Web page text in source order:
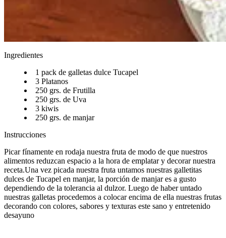
Ingredientes
1 pack de galletas dulce Tucapel​​​​‌ ‍ ​‍​‍‌‍ ‌ ​‍‌‍‍‌‌‍‌ ‌‍‍‌‌‍ ‍​‍​‍​ ‍‍​‍​‍‌ ​ ‌‍​‌‌‍ ‍‌‍‍‌‌ ‌​‌ ‍‌​‍ ‍‌‍‍‌‌‍ ​‍​‍​‍ ​​‍​‍‌‍‍​‌ ​‍‌‍‌‌‌‍‌‍​‍​‍​ ‍‍​‍​‍‌‍‍​‌ ‌​‌ ‌​‌ ​​‌ ​ ​ ‍‍​‍ ​‍ ‌ ‌​‌ ‌‌‌‍​ ‌‍​‌‌ ​​‌‍‌‌‌‍ ​​‍ ‍‌ ​ ‌‍​‌‌‍ ‍‌‍‍‌‌ ‌​‌ ‍‌​‍ ‍‌ ​ ‌ ‌​‌ ‌‌‌‍‌​‌‍‍‌‌‍ ​‍ ‌‍‍‌‌‍ ‍‌ ‌​‌‍‌‌‌‍ ‍‌ ‌​​‍ ‌‍‌‌‌‍‌​‌‍‍‌‌ ‌​​‍ ‌‍ ‌‌‍ ‌‍‌​‌‍‌‌​ ‌‌ ​​‌ ​‍‌‍‌‌‌ ​ ‌‍‌‌‌‍ ‍‌ ‌​‌‍​‌‌ ‌​‌‍‍‌‌‍ ‌‍ ‍​ ‍ ‌‍‍‌‌‍‌​​ ‌‌ ​‍‌‍‌‌‌‍​ ‌‍‍‌‌ ​​‌‍‌‌​‍ ‌​ ‌ ​ ‍‌​ ​‍​ ‍​​ ‍ ‌ ‌​‌ ‍‌‌ ​​‌‍‌‌​ ‌‌ ​‍‌‍‌‌‌‍​ ‌‍‍‌‌ ​​‌‍‌‌​ ‍ ‌ ​​‌‍​‌‌ ‌​‌‍‍​​ ‌‌‍‍‌‌‍ ‍‌‍‌ ‌ ​‍‌‍‌‌‌‍‌​‌‍‍‌‌‍‌‌‌‍ ‍‌ ‌​‌ ​ ​‍‌‌​ ‌‌‌​​‍‌‌ ‌‍‍ ‌‍‌‌‌ ‍‌​‍‌‌​ ​ ‌​‌​​‍‌‌​ ​ ‌​‌​​‍‌‌​ ​‍​ ​‍​ ‌ ​ ​‌​ ‍‌​ ‌​​ ‌​‌‍​‍​ ‌‍​ ‌‍‌‍​‍‌‍‌​​ ​‌‌‍​ ​‍‌‌​ ​‍​ ​‍​‍‌‌​ ‌‌‌​‌​​‍ ‍‌‍​ ‌‍‍​‌‍‍‌‌‍ ​‌‍‌​‌ ​‍‌‍‌‌‌‍ ‍​‍‌‌​ ‌‌‌​​‍‌‌ ‌‍‍ ‌‍‌‌‌ ‍‌​‍‌‌​ ​ ‌​‌​​‍‌‌​ ​ ‌​‌​​‍‌‌​ ​‍​ ​‍​ ‍​​ ​‍​ ‌​​ ​‍​ ​​‌‍​‍‌‍‌​‌‍​‍​ ​​​ ‌‌​ ​‌​ ‌‌​‍‌‌​ ​‍​ ​‍​‍‌‌​ ‌‌‌​‌​​‍ ‍‌ ‌​‌‍‌‌‌ ‍​‌ ‌​​ ‌‍​‍‌‍​‌‌ ​ ‌‍‌‌‌‌‌‌‌ ​‍‌‍ ​​ ‌‌‍‍​‌ ‌​‌ ‌​‌ ​​‌ ​ ​‍‌‌​ ​ ‌​​‌​‍‌‌​ ​‍‌​‌‍​‍‌‌​ ​‍‌​‌‍‌ ‌​‌ ‌‌‌‍​ ‌‍​‌‌ ​​‌‍‌‌‌‍ ​​‍ ‍‌ ​ ‌‍​‌‌‍ ‍‌‍‍‌‌ ‌​‌ ‍‌​‍ ‍‌ ​ ‌ ‌​‌ ‌‌‌‍‌​‌‍‍‌‌‍ ​‍‌‍‌‍‍‌‌‍‌​​ ‌‌ ​‍‌‍‌‌‌‍​ ‌‍‍‌‌ ​​‌‍‌‌​‍ ‌​ ‌ ​ ‍‌​ ​‍​ ‍​​‍‌‍‌ ‌​‌ ‍‌‌ ​​‌‍‌‌​ ‌‌ ​‍‌‍‌‌‌‍​ ‌‍‍‌‌ ​​‌‍‌‌​‍‌‍‌ ​​‌‍​‌‌ ‌​‌‍‍​​ ‌‌‍‍‌‌‍ ‍‌‍‌ ‌ ​‍‌‍‌‌‌‍‌​‌‍‍‌‌‍‌‌‌‍ ‍‌ ‌​‌ ​ ​‍‌‌​ ‌‌‌​​‍‌‌ ‌‍‍ ‌‍‌‌‌ ‍‌​‍‌‌​ ​ ‌​‌​​‍‌‌​ ​ ‌​‌​​‍‌‌​ ​‍​ ​‍​ ‌ ​ ​‌​ ‍‌​ ‌​​ ‌​‌‍​‍​ ‌‍​ ‌‍‌‍​‍‌‍‌​​ ​‌‌‍​ ​‍‌‌​ ​‍​ ​‍​‍‌‌​ ‌‌‌​‌​​‍ ‍‌‍​ ‌‍‍​‌‍‍‌‌‍ ​‌‍‌​‌ ​‍‌‍‌‌‌‍ ‍​‍‌‌​ ‌‌‌​​‍‌‌ ‌‍‍ ‌‍‌‌‌ ‍‌​‍‌‌​ ​ ‌​‌​​‍‌‌​ ​ ‌​‌​​‍‌‌​ ​‍​ ​‍​ ‍​​ ​‍​ ‌​​ ​‍​ ​​‌‍​‍‌‍‌​‌‍​‍​ ​​​ ‌‌​ ​‌​ ‌‌​‍‌‌​ ​‍​ ​‍​‍‌‌​ ‌‌‌​‌​​‍ ‍‌ ‌​‌‍‌‌‌ ‍​‌ ‌​​‍‌‍‌ ​​‌‍‌‌‌ ​‍‌ ​ ‌ ​​‌‍‌‌‌‍​ ‌ ‌​‌‍‍‌‌ ‌‍‌‍‌‌​ ‌‌ ​​‌ ‌‌‌‍​‍‌‍ ​‌‍‍‌‌ ​ ‌‍‍​‌‍‌‌‌‍‌​​‍​‍‌ ‌
3 Platanos​​​​‌ ‍ ​‍​‍‌‍ ‌ ​‍‌‍‍‌‌‍‌ ‌‍‍‌‌‍ ‍​‍​‍​ ‍‍​‍​‍‌ ​ ‌‍​‌‌‍ ‍‌‍‍‌‌ ‌​‌ ‍‌​‍ ‍‌‍‍‌‌‍ ​‍​‍​‍ ​​‍​‍‌‍‍​‌ ​‍‌‍‌‌‌‍‌‍​‍​‍​ ‍‍​‍​‍‌‍‍​‌ ‌​‌ ‌​‌ ​​‌ ​ ​ ‍‍​‍ ​‍ ‌ ‌​‌ ‌‌‌‍​ ‌‍​‌‌ ​​‌‍‌‌‌‍ ​​‍ ‍‌ ​ ‌‍​‌‌‍ ‍‌‍‍‌‌ ‌​‌ ‍‌​‍ ‍‌ ​ ‌ ‌​‌ ‌‌‌‍‌​‌‍‍‌‌‍ ​‍ ‌‍‍‌‌‍ ‍‌ ‌​‌‍‌‌‌‍ ‍‌ ‌​​‍ ‌‍‌‌‌‍‌​‌‍‍‌‌ ‌​​‍ ‌‍ ‌‌‍ ‌‍‌​‌‍‌‌​ ‌‌ ​​‌ ​‍‌‍‌‌‌ ​ ‌‍‌‌‌‍ ‍‌ ‌​‌‍​‌‌ ‌​‌‍‍‌‌‍ ‌‍ ‍​ ‍ ‌‍‍‌‌‍‌​​ ‌‌ ​‍‌‍‌‌‌‍​ ‌‍‍‌‌ ​​‌‍‌‌​‍ ‌​ ‌ ​ ‍‌​ ​‍​ ‍​​ ‍ ‌ ‌​‌ ‍‌‌ ​​‌‍‌‌​ ‌‌ ​‍‌‍‌‌‌‍​ ‌‍‍‌‌ ​​‌‍‌‌​ ‍ ‌ ​​‌‍​‌‌ ‌​‌‍‍​​ ‌‌‍‍‌‌‍ ‍‌‍‌ ‌ ​‍‌‍‌‌‌‍‌​‌‍‍‌‌‍‌‌‌‍ ‍‌ ‌​‌ ​ ​‍‌‌​ ‌‌‌​​‍‌‌ ‌‍‍ ‌‍‌‌‌ ‍‌​‍‌‌​ ​ ‌​‌​​‍‌‌​ ​ ‌​‌​​‍‌‌​ ​‍​ ​‍‌‍‌‍​ ​​‌‍‌​‌‍​ ​ ​‌​ ​​​ ‌​​ ‌‍​ ​‌‌‍​‍​ ​ ​ ​‍​‍‌‌​ ​‍​ ​‍​‍‌‌​ ‌‌‌​‌​​‍ ‍‌‍​ ‌‍‍​‌‍‍‌‌‍ ​‌‍‌​‌ ​‍‌‍‌‌‌‍ ‍​‍‌‌​ ‌‌‌​​‍‌‌ ‌‍‍ ‌‍‌‌‌ ‍‌​‍‌‌​ ​ ‌​‌​​‍‌‌​ ​ ‌​‌​​‍‌‌​ ​‍​ ​‍​ ‌​​ ​‌​ ‌‌​ ‌‍‌‍​‌​ ​ ‌‍​ ​ ​‌​ ​‍​ ‌​‌‍​‌​ ‍‌​‍‌‌​ ​‍​ ​‍​‍‌‌​ ‌‌‌​‌​​‍ ‍‌ ‌​‌‍‌‌‌ ‍​‌ ‌​​ ‌‍​‍‌‍​‌‌ ​ ‌‍‌‌‌‌‌‌‌ ​‍‌‍ ​​ ‌‌‍‍​‌ ‌​‌ ‌​‌ ​​‌ ​ ​‍‌‌​ ​ ‌​​‌​‍‌‌​ ​‍‌​‌‍​‍‌‌​ ​‍‌​‌‍‌ ‌​‌ ‌‌‌‍​ ‌‍​‌‌ ​​‌‍‌‌‌‍ ​​‍ ‍‌ ​ ‌‍​‌‌‍ ‍‌‍‍‌‌ ‌​‌ ‍‌​‍ ‍‌ ​ ‌ ‌​‌ ‌‌‌‍‌​‌‍‍‌‌‍ ​‍‌‍‌‍‍‌‌‍‌​​ ‌‌ ​‍‌‍‌‌‌‍​ ‌‍‍‌‌ ​​‌‍‌‌​‍ ‌​ ‌ ​ ‍‌​ ​‍​ ‍​​‍‌‍‌ ‌​‌ ‍‌‌ ​​‌‍‌‌​ ‌‌ ​‍‌‍‌‌‌‍​ ‌‍‍‌‌ ​​‌‍‌‌​‍‌‍‌ ​​‌‍​‌‌ ‌​‌‍‍​​ ‌‌‍‍‌‌‍ ‍‌‍‌ ‌ ​‍‌‍‌‌‌‍‌​‌‍‍‌‌‍‌‌‌‍ ‍‌ ‌​‌ ​ ​‍‌‌​ ‌‌‌​​‍‌‌ ‌‍‍ ‌‍‌‌‌ ‍‌​‍‌‌​ ​ ‌​‌​​‍‌‌​ ​ ‌​‌​​‍‌‌​ ​‍​ ​‍‌‍‌‍​ ​​‌‍‌​‌‍​ ​ ​‌​ ​​​ ‌​​ ‌‍​ ​‌‌‍​‍​ ​ ​ ​‍​‍‌‌​ ​‍​ ​‍​‍‌‌​ ‌‌‌​‌​​‍ ‍‌‍​ ‌‍‍​‌‍‍‌‌‍ ​‌‍‌​‌ ​‍‌‍‌‌‌‍ ‍​‍‌‌​ ‌‌‌​​‍‌‌ ‌‍‍ ‌‍‌‌‌ ‍‌​‍‌‌​ ​ ‌​‌​​‍‌‌​ ​ ‌​‌​​‍‌‌​ ​‍​ ​‍​ ‌​​ ​‌​ ‌‌​ ‌‍‌‍​‌​ ​ ‌‍​ ​ ​‌​ ​‍​ ‌​‌‍​‌​ ‍‌​‍‌‌​ ​‍​ ​‍​‍‌‌​ ‌‌‌​‌​​‍ ‍‌ ‌​‌‍‌‌‌ ‍​‌ ‌​​‍‌‍‌ ​​‌‍‌‌‌ ​‍‌ ​ ‌ ​​‌‍‌‌‌‍​ ‌ ‌​‌‍‍‌‌ ‌‍‌‍‌‌​ ‌‌ ​​‌ ‌‌‌‍​‍‌‍ ​‌‍‍‌‌ ​ ‌‍‍​‌‍‌‌‌‍‌​​‍​‍‌ ‌
250 grs. de Frutilla​​​​‌ ‍ ​‍​‍‌‍ ‌ ​‍‌‍‍‌‌‍‌ ‌‍‍‌‌‍ ‍​‍​‍​ ‍‍​‍​‍‌ ​ ‌‍​‌‌‍ ‍‌‍‍‌‌ ‌​‌ ‍‌​‍ ‍‌‍‍‌‌‍ ​‍​‍​‍ ​​‍​‍‌‍‍​‌ ​‍‌‍‌‌‌‍‌‍​‍​‍​ ‍‍​‍​‍‌‍‍​‌ ‌​‌ ‌​‌ ​​‌ ​ ​ ‍‍​‍ ​‍ ‌ ‌​‌ ‌‌‌‍​ ‌‍​‌‌ ​​‌‍‌‌‌‍ ​​‍ ‍‌ ​ ‌‍​‌‌‍ ‍‌‍‍‌‌ ‌​‌ ‍‌​‍ ‍‌ ​ ‌ ‌​‌ ‌‌‌‍‌​‌‍‍‌‌‍ ​‍ ‌‍‍‌‌‍ ‍‌ ‌​‌‍‌‌‌‍ ‍‌ ‌​​‍ ‌‍‌‌‌‍‌​‌‍‍‌‌ ‌​​‍ ‌‍ ‌‌‍ ‌‍‌​‌‍‌‌​ ‌‌ ​​‌ ​‍‌‍‌‌‌ ​ ‌‍‌‌‌‍ ‍‌ ‌​‌‍​‌‌ ‌​‌‍‍‌‌‍ ‌‍ ‍​ ‍ ‌‍‍‌‌‍‌​​ ‌‌ ​‍‌‍‌‌‌‍​ ‌‍‍‌‌ ​​‌‍‌‌​‍ ‌​ ‌ ​ ‍‌​ ​‍​ ‍​​ ‍ ‌ ‌​‌ ‍‌‌ ​​‌‍‌‌​ ‌‌ ​‍‌‍‌‌‌‍​ ‌‍‍‌‌ ​​‌‍‌‌​ ‍ ‌ ​​‌‍​‌‌ ‌​‌‍‍​​ ‌‌‍‍‌‌‍ ‍‌‍‌ ‌ ​‍‌‍‌‌‌‍‌​‌‍‍‌‌‍‌‌‌‍ ‍‌ ‌​‌ ​ ​‍‌‌​ ‌‌‌​​‍‌‌ ‌‍‍ ‌‍‌‌‌ ‍‌​‍‌‌​ ​ ‌​‌​​‍‌‌​ ​ ‌​‌​​‍‌‌​ ​‍​ ​‍​ ‍‌‌‍‌‌​ ​‌​ ‌ ​ ‌​​ ​​‌‍​‍​ ‍​‌‍​‍​ ‌​​ ​ ​ ‍‌​‍‌‌​ ​‍​ ​‍​‍‌‌​ ‌‌‌​‌​​‍ ‍‌‍​ ‌‍‍​‌‍‍‌‌‍ ​‌‍‌​‌ ​‍‌‍‌‌‌‍ ‍​‍‌‌​ ‌‌‌​​‍‌‌ ‌‍‍ ‌‍‌‌‌ ‍‌​‍‌‌​ ​ ‌​‌​​‍‌‌​ ​ ‌​‌​​‍‌‌​ ​‍​ ​‍‌‍‌‌​ ‍​​ ‌‌​ ‍​‌‍​ ‌‍​‍‌‍‌‍​ ‌ ​ ‌‍‌‍‌‍‌‍‌‍‌‍‌​​‍‌‌​ ​‍​ ​‍​‍‌‌​ ‌‌‌​‌​​‍ ‍‌ ‌​‌‍‌‌‌ ‍​‌ ‌​​ ‌‍​‍‌‍​‌‌ ​ ‌‍‌‌‌‌‌‌‌ ​‍‌‍ ​​ ‌‌‍‍​‌ ‌​‌ ‌​‌ ​​‌ ​ ​‍‌‌​ ​ ‌​​‌​‍‌‌​ ​‍‌​‌‍​‍‌‌​ ​‍‌​‌‍‌ ‌​‌ ‌‌‌‍​ ‌‍​‌‌ ​​‌‍‌‌‌‍ ​​‍ ‍‌ ​ ‌‍​‌‌‍ ‍‌‍‍‌‌ ‌​‌ ‍‌​‍ ‍‌ ​ ‌ ‌​‌ ‌‌‌‍‌​‌‍‍‌‌‍ ​‍‌‍‌‍‍‌‌‍‌​​ ‌‌ ​‍‌‍‌‌‌‍​ ‌‍‍‌‌ ​​‌‍‌‌​‍ ‌​ ‌ ​ ‍‌​ ​‍​ ‍​​‍‌‍‌ ‌​‌ ‍‌‌ ​​‌‍‌‌​ ‌‌ ​‍‌‍‌‌‌‍​ ‌‍‍‌‌ ​​‌‍‌‌​‍‌‍‌ ​​‌‍​‌‌ ‌​‌‍‍​​ ‌‌‍‍‌‌‍ ‍‌‍‌ ‌ ​‍‌‍‌‌‌‍‌​‌‍‍‌‌‍‌‌‌‍ ‍‌ ‌​‌ ​ ​‍‌‌​ ‌‌‌​​‍‌‌ ‌‍‍ ‌‍‌‌‌ ‍‌​‍‌‌​ ​ ‌​‌​​‍‌‌​ ​ ‌​‌​​‍‌‌​ ​‍​ ​‍​ ‍‌‌‍‌‌​ ​‌​ ‌ ​ ‌​​ ​​‌‍​‍​ ‍​‌‍​‍​ ‌​​ ​ ​ ‍‌​‍‌‌​ ​‍​ ​‍​‍‌‌​ ‌‌‌​‌​​‍ ‍‌‍​ ‌‍‍​‌‍‍‌‌‍ ​‌‍‌​‌ ​‍‌‍‌‌‌‍ ‍​‍‌‌​ ‌‌‌​​‍‌‌ ‌‍‍ ‌‍‌‌‌ ‍‌​‍‌‌​ ​ ‌​‌​​‍‌‌​ ​ ‌​‌​​‍‌‌​ ​‍​ ​‍‌‍‌‌​ ‍​​ ‌‌​ ‍​‌‍​ ‌‍​‍‌‍‌‍​ ‌ ​ ‌‍‌‍‌‍‌‍‌‍‌‍‌​​‍‌‌​ ​‍​ ​‍​‍‌‌​ ‌‌‌​‌​​‍ ‍‌ ‌​‌‍‌‌‌ ‍​‌ ‌​​‍‌‍‌ ​​‌‍‌‌‌ ​‍‌ ​ ‌ ​​‌‍‌‌‌‍​ ‌ ‌​‌‍‍‌‌ ‌‍‌‍‌‌​ ‌‌ ​​‌ ‌‌‌‍​‍‌‍ ​‌‍‍‌‌ ​ ‌‍‍​‌‍‌‌‌‍‌​​‍​‍‌ ‌
250 grs. de Uva​​​​‌ ‍ ​‍​‍‌‍ ‌ ​‍‌‍‍‌‌‍‌ ‌‍‍‌‌‍ ‍​‍​‍​ ‍‍​‍​‍‌ ​ ‌‍​‌‌‍ ‍‌‍‍‌‌ ‌​‌ ‍‌​‍ ‍‌‍‍‌‌‍ ​‍​‍​‍ ​​‍​‍‌‍‍​‌ ​‍‌‍‌‌‌‍‌‍​‍​‍​ ‍‍​‍​‍‌‍‍​‌ ‌​‌ ‌​‌ ​​‌ ​ ​ ‍‍​‍ ​‍ ‌ ‌​‌ ‌‌‌‍​ ‌‍​‌‌ ​​‌‍‌‌‌‍ ​​‍ ‍‌ ​ ‌‍​‌‌‍ ‍‌‍‍‌‌ ‌​‌ ‍‌​‍ ‍‌ ​ ‌ ‌​‌ ‌‌‌‍‌​‌‍‍‌‌‍ ​‍ ‌‍‍‌‌‍ ‍‌ ‌​‌‍‌‌‌‍ ‍‌ ‌​​‍ ‌‍‌‌‌‍‌​‌‍‍‌‌ ‌​​‍ ‌‍ ‌‌‍ ‌‍‌​‌‍‌‌​ ‌‌ ​​‌ ​‍‌‍‌‌‌ ​ ‌‍‌‌‌‍ ‍‌ ‌​‌‍​‌‌ ‌​‌‍‍‌‌‍ ‌‍ ‍​ ‍ ‌‍‍‌‌‍‌​​ ‌‌ ​‍‌‍‌‌‌‍​ ‌‍‍‌‌ ​​‌‍‌‌​‍ ‌​ ‌ ​ ‍‌​ ​‍​ ‍​​ ‍ ‌ ‌​‌ ‍‌‌ ​​‌‍‌‌​ ‌‌ ​‍‌‍‌‌‌‍​ ‌‍‍‌‌ ​​‌‍‌‌​ ‍ ‌ ​​‌‍​‌‌ ‌​‌‍‍​​ ‌‌‍‍‌‌‍ ‍‌‍‌ ‌ ​‍‌‍‌‌‌‍‌​‌‍‍‌‌‍‌‌‌‍ ‍‌ ‌​‌ ​ ​‍‌‌​ ‌‌‌​​‍‌‌ ‌‍‍ ‌‍‌‌‌ ‍‌​‍‌‌​ ​ ‌​‌​​‍‌‌​ ​ ‌​‌​​‍‌‌​ ​‍​ ​‍​ ‍​​ ‌​‌‍‌​​ ​​‌‍‌‍​ ​ ‌‍‌‍​ ‌ ​ ‌ ​ ​‌​ ​​‌‍​‌​‍‌‌​ ​‍​ ​‍​‍‌‌​ ‌‌‌​‌​​‍ ‍‌‍​ ‌‍‍​‌‍‍‌‌‍ ​‌‍‌​‌ ​‍‌‍‌‌‌‍ ‍​‍‌‌​ ‌‌‌​​‍‌‌ ‌‍‍ ‌‍‌‌‌ ‍‌​‍‌‌​ ​ ‌​‌​​‍‌‌​ ​ ‌​‌​​‍‌‌​ ​‍​ ​‍​ ​ ​ ​‍​ ‌‍‌‍‌‍​ ‍‌‌‍‌‌​ ‍‌​ ​‌‌‍‌‌‌‍‌‌​ ‌ ‌‍‌​​‍‌‌​ ​‍​ ​‍​‍‌‌​ ‌‌‌​‌​​‍ ‍‌ ‌​‌‍‌‌‌ ‍​‌ ‌​​ ‌‍​‍‌‍​‌‌ ​ ‌‍‌‌‌‌‌‌‌ ​‍‌‍ ​​ ‌‌‍‍​‌ ‌​‌ ‌​‌ ​​‌ ​ ​‍‌‌​ ​ ‌​​‌​‍‌‌​ ​‍‌​‌‍​‍‌‌​ ​‍‌​‌‍‌ ‌​‌ ‌‌‌‍​ ‌‍​‌‌ ​​‌‍‌‌‌‍ ​​‍ ‍‌ ​ ‌‍​‌‌‍ ‍‌‍‍‌‌ ‌​‌ ‍‌​‍ ‍‌ ​ ‌ ‌​‌ ‌‌‌‍‌​‌‍‍‌‌‍ ​‍‌‍‌‍‍‌‌‍‌​​ ‌‌ ​‍‌‍‌‌‌‍​ ‌‍‍‌‌ ​​‌‍‌‌​‍ ‌​ ‌ ​ ‍‌​ ​‍​ ‍​​‍‌‍‌ ‌​‌ ‍‌‌ ​​‌‍‌‌​ ‌‌ ​‍‌‍‌‌‌‍​ ‌‍‍‌‌ ​​‌‍‌‌​‍‌‍‌ ​​‌‍​‌‌ ‌​‌‍‍​​ ‌‌‍‍‌‌‍ ‍‌‍‌ ‌ ​‍‌‍‌‌‌‍‌​‌‍‍‌‌‍‌‌‌‍ ‍‌ ‌​‌ ​ ​‍‌‌​ ‌‌‌​​‍‌‌ ‌‍‍ ‌‍‌‌‌ ‍‌​‍‌‌​ ​ ‌​‌​​‍‌‌​ ​ ‌​‌​​‍‌‌​ ​‍​ ​‍​ ‍​​ ‌​‌‍‌​​ ​​‌‍‌‍​ ​ ‌‍‌‍​ ‌ ​ ‌ ​ ​‌​ ​​‌‍​‌​‍‌‌​ ​‍​ ​‍​‍‌‌​ ‌‌‌​‌​​‍ ‍‌‍​ ‌‍‍​‌‍‍‌‌‍ ​‌‍‌​‌ ​‍‌‍‌‌‌‍ ‍​‍‌‌​ ‌‌‌​​‍‌‌ ‌‍‍ ‌‍‌‌‌ ‍‌​‍‌‌​ ​ ‌​‌​​‍‌‌​ ​ ‌​‌​​‍‌‌​ ​‍​ ​‍​ ​ ​ ​‍​ ‌‍‌‍‌‍​ ‍‌‌‍‌‌​ ‍‌​ ​‌‌‍‌‌‌‍‌‌​ ‌ ‌‍‌​​‍‌‌​ ​‍​ ​‍​‍‌‌​ ‌‌‌​‌​​‍ ‍‌ ‌​‌‍‌‌‌ ‍​‌ ‌​​‍‌‍‌ ​​‌‍‌‌‌ ​‍‌ ​ ‌ ​​‌‍‌‌‌‍​ ‌ ‌​‌‍‍‌‌ ‌‍‌‍‌‌​ ‌‌ ​​‌ ‌‌‌‍​‍‌‍ ​‌‍‍‌‌ ​ ‌‍‍​‌‍‌‌‌‍‌​​‍​‍‌ ‌
3 kiwis​​​​‌ ‍ ​‍​‍‌‍ ‌ ​‍‌‍‍‌‌‍‌ ‌‍‍‌‌‍ ‍​‍​‍​ ‍‍​‍​‍‌ ​ ‌‍​‌‌‍ ‍‌‍‍‌‌ ‌​‌ ‍‌​‍ ‍‌‍‍‌‌‍ ​‍​‍​‍ ​​‍​‍‌‍‍​‌ ​‍‌‍‌‌‌‍‌‍​‍​‍​ ‍‍​‍​‍‌‍‍​‌ ‌​‌ ‌​‌ ​​‌ ​ ​ ‍‍​‍ ​‍ ‌ ‌​‌ ‌‌‌‍​ ‌‍​‌‌ ​​‌‍‌‌‌‍ ​​‍ ‍‌ ​ ‌‍​‌‌‍ ‍‌‍‍‌‌ ‌​‌ ‍‌​‍ ‍‌ ​ ‌ ‌​‌ ‌‌‌‍‌​‌‍‍‌‌‍ ​‍ ‌‍‍‌‌‍ ‍‌ ‌​‌‍‌‌‌‍ ‍‌ ‌​​‍ ‌‍‌‌‌‍‌​‌‍‍‌‌ ‌​​‍ ‌‍ ‌‌‍ ‌‍‌​‌‍‌‌​ ‌‌ ​​‌ ​‍‌‍‌‌‌ ​ ‌‍‌‌‌‍ ‍‌ ‌​‌‍​‌‌ ‌​‌‍‍‌‌‍ ‌‍ ‍​ ‍ ‌‍‍‌‌‍‌​​ ‌‌ ​‍‌‍‌‌‌‍​ ‌‍‍‌‌ ​​‌‍‌‌​‍ ‌​ ‌ ​ ‍‌​ ​‍​ ‍​​ ‍ ‌ ‌​‌ ‍‌‌ ​​‌‍‌‌​ ‌‌ ​‍‌‍‌‌‌‍​ ‌‍‍‌‌ ​​‌‍‌‌​ ‍ ‌ ​​‌‍​‌‌ ‌​‌‍‍​​ ‌‌‍‍‌‌‍ ‍‌‍‌ ‌ ​‍‌‍‌‌‌‍‌​‌‍‍‌‌‍‌‌‌‍ ‍‌ ‌​‌ ​ ​‍‌‌​ ‌‌‌​​‍‌‌ ‌‍‍ ‌‍‌‌‌ ‍‌​‍‌‌​ ​ ‌​‌​​‍‌‌​ ​ ‌​‌​​‍‌‌​ ​‍​ ​‍​ ‌‌‌‍​‍​ ‌ ​ ‌​‌‍‌‌​ ‌ ​ ​‌‌‍‌​​ ‌ ​ ‌‌​ ‌ ​ ‌‍​‍‌‌​ ​‍​ ​‍​‍‌‌​ ‌‌‌​‌​​‍ ‍‌‍​ ‌‍‍​‌‍‍‌‌‍ ​‌‍‌​‌ ​‍‌‍‌‌‌‍ ‍​‍‌‌​ ‌‌‌​​‍‌‌ ‌‍‍ ‌‍‌‌‌ ‍‌​‍‌‌​ ​ ‌​‌​​‍‌‌​ ​ ‌​‌​​‍‌‌​ ​‍​ ​‍​ ​ ​ ‌‌​ ‍​​ ‌‌​ ​‍‌‍‌‍‌‍‌‍‌‍​ ‌‍‌‍​ ‌ ​ ‍​​ ​ ​‍‌‌​ ​‍​ ​‍​‍‌‌​ ‌‌‌​‌​​‍ ‍‌ ‌​‌‍‌‌‌ ‍​‌ ‌​​ ‌‍​‍‌‍​‌‌ ​ ‌‍‌‌‌‌‌‌‌ ​‍‌‍ ​​ ‌‌‍‍​‌ ‌​‌ ‌​‌ ​​‌ ​ ​‍‌‌​ ​ ‌​​‌​‍‌‌​ ​‍‌​‌‍​‍‌‌​ ​‍‌​‌‍‌ ‌​‌ ‌‌‌‍​ ‌‍​‌‌ ​​‌‍‌‌‌‍ ​​‍ ‍‌ ​ ‌‍​‌‌‍ ‍‌‍‍‌‌ ‌​‌ ‍‌​‍ ‍‌ ​ ‌ ‌​‌ ‌‌‌‍‌​‌‍‍‌‌‍ ​‍‌‍‌‍‍‌‌‍‌​​ ‌‌ ​‍‌‍‌‌‌‍​ ‌‍‍‌‌ ​​‌‍‌‌​‍ ‌​ ‌ ​ ‍‌​ ​‍​ ‍​​‍‌‍‌ ‌​‌ ‍‌‌ ​​‌‍‌‌​ ‌‌ ​‍‌‍‌‌‌‍​ ‌‍‍‌‌ ​​‌‍‌‌​‍‌‍‌ ​​‌‍​‌‌ ‌​‌‍‍​​ ‌‌‍‍‌‌‍ ‍‌‍‌ ‌ ​‍‌‍‌‌‌‍‌​‌‍‍‌‌‍‌‌‌‍ ‍‌ ‌​‌ ​ ​‍‌‌​ ‌‌‌​​‍‌‌ ‌‍‍ ‌‍‌‌‌ ‍‌​‍‌‌​ ​ ‌​‌​​‍‌‌​ ​ ‌​‌​​‍‌‌​ ​‍​ ​‍​ ‌‌‌‍​‍​ ‌ ​ ‌​‌‍‌‌​ ‌ ​ ​‌‌‍‌​​ ‌ ​ ‌‌​ ‌ ​ ‌‍​‍‌‌​ ​‍​ ​‍​‍‌‌​ ‌‌‌​‌​​‍ ‍‌‍​ ‌‍‍​‌‍‍‌‌‍ ​‌‍‌​‌ ​‍‌‍‌‌‌‍ ‍​‍‌‌​ ‌‌‌​​‍‌‌ ‌‍‍ ‌‍‌‌‌ ‍‌​‍‌‌​ ​ ‌​‌​​‍‌‌​ ​ ‌​‌​​‍‌‌​ ​‍​ ​‍​ ​ ​ ‌‌​ ‍​​ ‌‌​ ​‍‌‍‌‍‌‍‌‍‌‍​ ‌‍‌‍​ ‌ ​ ‍​​ ​ ​‍‌‌​ ​‍​ ​‍​‍‌‌​ ‌‌‌​‌​​‍ ‍‌ ‌​‌‍‌‌‌ ‍​‌ ‌​​‍‌‍‌ ​​‌‍‌‌‌ ​‍‌ ​ ‌ ​​‌‍‌‌‌‍​ ‌ ‌​‌‍‍‌‌ ‌‍‌‍‌‌​ ‌‌ ​​‌ ‌‌‌‍​‍‌‍ ​‌‍‍‌‌ ​ ‌‍‍​‌‍‌‌‌‍‌​​‍​‍‌ ‌
250 grs. de manjar​​​​‌ ‍ ​‍​‍‌‍ ‌ ​‍‌‍‍‌‌‍‌ ‌‍‍‌‌‍ ‍​‍​‍​ ‍‍​‍​‍‌ ​ ‌‍​‌‌‍ ‍‌‍‍‌‌ ‌​‌ ‍‌​‍ ‍‌‍‍‌‌‍ ​‍​‍​‍ ​​‍​‍‌‍‍​‌ ​‍‌‍‌‌‌‍‌‍​‍​‍​ ‍‍​‍​‍‌‍‍​‌ ‌​‌ ‌​‌ ​​‌ ​ ​ ‍‍​‍ ​‍ ‌ ‌​‌ ‌‌‌‍​ ‌‍​‌‌ ​​‌‍‌‌‌‍ ​​‍ ‍‌ ​ ‌‍​‌‌‍ ‍‌‍‍‌‌ ‌​‌ ‍‌​‍ ‍‌ ​ ‌ ‌​‌ ‌‌‌‍‌​‌‍‍‌‌‍ ​‍ ‌‍‍‌‌‍ ‍‌ ‌​‌‍‌‌‌‍ ‍‌ ‌​​‍ ‌‍‌‌‌‍‌​‌‍‍‌‌ ‌​​‍ ‌‍ ‌‌‍ ‌‍‌​‌‍‌‌​ ‌‌ ​​‌ ​‍‌‍‌‌‌ ​ ‌‍‌‌‌‍ ‍‌ ‌​‌‍​‌‌ ‌​‌‍‍‌‌‍ ‌‍ ‍​ ‍ ‌‍‍‌‌‍‌​​ ‌‌ ​‍‌‍‌‌‌‍​ ‌‍‍‌‌ ​​‌‍‌‌​‍ ‌​ ‌ ​ ‍‌​ ​‍​ ‍​​ ‍ ‌ ‌​‌ ‍‌‌ ​​‌‍‌‌​ ‌‌ ​‍‌‍‌‌‌‍​ ‌‍‍‌‌ ​​‌‍‌‌​ ‍ ‌ ​​‌‍​‌‌ ‌​‌‍‍​​ ‌‌‍‍‌‌‍ ‍‌‍‌ ‌ ​‍‌‍‌‌‌‍‌​‌‍‍‌‌‍‌‌‌‍ ‍‌ ‌​‌ ​ ​‍‌‌​ ‌‌‌​​‍‌‌ ‌‍‍ ‌‍‌‌‌ ‍‌​‍‌‌​ ​ ‌​‌​​‍‌‌​ ​ ‌​‌​​‍‌‌​ ​‍​ ​‍‌‍​‍‌‍‌‍​ ‍​​ ‍​​ ​‍‌‍‌‌​ ‌‍​ ‍‌​ ​ ‌‍​‌‌‍‌​​ ‌‍​‍‌‌​ ​‍​ ​‍​‍‌‌​ ‌‌‌​‌​​‍ ‍‌‍​ ‌‍‍​‌‍‍‌‌‍ ​‌‍‌​‌ ​‍‌‍‌‌‌‍ ‍​‍‌‌​ ‌‌‌​​‍‌‌ ‌‍‍ ‌‍‌‌‌ ‍‌​‍‌‌​ ​ ‌​‌​​‍‌‌​ ​ ‌​‌​​‍‌‌​ ​‍​ ​‍‌‍‌‍​ ‍​​ ​‌​ ‌‌​ ‌‍‌‍​‍​ ‍​​ ‌‍​ ‍‌​ ​​​ ​ ‌‍‌​​‍‌‌​ ​‍​ ​‍​‍‌‌​ ‌‌‌​‌​​‍ ‍‌ ‌​‌‍‌‌‌ ‍​‌ ‌​​ ‌‍​‍‌‍​‌‌ ​ ‌‍‌‌‌‌‌‌‌ ​‍‌‍ ​​ ‌‌‍‍​‌ ‌​‌ ‌​‌ ​​‌ ​ ​‍‌‌​ ​ ‌​​‌​‍‌‌​ ​‍‌​‌‍​‍‌‌​ ​‍‌​‌‍‌ ‌​‌ ‌‌‌‍​ ‌‍​‌‌ ​​‌‍‌‌‌‍ ​​‍ ‍‌ ​ ‌‍​‌‌‍ ‍‌‍‍‌‌ ‌​‌ ‍‌​‍ ‍‌ ​ ‌ ‌​‌ ‌‌‌‍‌​‌‍‍‌‌‍ ​‍‌‍‌‍‍‌‌‍‌​​ ‌‌ ​‍‌‍‌‌‌‍​ ‌‍‍‌‌ ​​‌‍‌‌​‍ ‌​ ‌ ​ ‍‌​ ​‍​ ‍​​‍‌‍‌ ‌​‌ ‍‌‌ ​​‌‍‌‌​ ‌‌ ​‍‌‍‌‌‌‍​ ‌‍‍‌‌ ​​‌‍‌‌​‍‌‍‌ ​​‌‍​‌‌ ‌​‌‍‍​​ ‌‌‍‍‌‌‍ ‍‌‍‌ ‌ ​‍‌‍‌‌‌‍‌​‌‍‍‌‌‍‌‌‌‍ ‍‌ ‌​‌ ​ ​‍‌‌​ ‌‌‌​​‍‌‌ ‌‍‍ ‌‍‌‌‌ ‍‌​‍‌‌​ ​ ‌​‌​​‍‌‌​ ​ ‌​‌​​‍‌‌​ ​‍​ ​‍‌‍​‍‌‍‌‍​ ‍​​ ‍​​ ​‍‌‍‌‌​ ‌‍​ ‍‌​ ​ ‌‍​‌‌‍‌​​ ‌‍​‍‌‌​ ​‍​ ​‍​‍‌‌​ ‌‌‌​‌​​‍ ‍‌‍​ ‌‍‍​‌‍‍‌‌‍ ​‌‍‌​‌ ​‍‌‍‌‌‌‍ ‍​‍‌‌​ ‌‌‌​​‍‌‌ ‌‍‍ ‌‍‌‌‌ ‍‌​‍‌‌​ ​ ‌​‌​​‍‌‌​ ​ ‌​‌​​‍‌‌​ ​‍​ ​‍‌‍‌‍​ ‍​​ ​‌​ ‌‌​ ‌‍‌‍​‍​ ‍​​ ‌‍​ ‍‌​ ​​​ ​ ‌‍‌​​‍‌‌​ ​‍​ ​‍​‍‌‌​ ‌‌‌​‌​​‍ ‍‌ ‌​‌‍‌‌‌ ‍​‌ ‌​​‍‌‍‌ ​​‌‍‌‌‌ ​‍‌ ​ ‌ ​​‌‍‌‌‌‍​ ‌ ‌​‌‍‍‌‌ ‌‍‌‍‌‌​ ‌‌ ​​‌ ‌‌‌‍​‍‌‍ ​‌‍‍‌‌ ​ ‌‍‍​‌‍‌‌‌‍‌​​‍​‍‌ ‌
Instrucciones
Picar fínamente en rodaja nuestra fruta de modo de que nuestros
alimentos reduzcan espacio a la hora de emplatar y decorar nuestra
receta.Una vez picada nuestra fruta untamos nuestras galletitas
dulces de Tucapel en manjar, la porción de manjar es a gusto
dependiendo de la tolerancia al dulzor. Luego de haber untado
nuestras galletas procedemos a colocar encima de ella nuestras frutas
decorando con colores, sabores y texturas este sano y entretenido
desayuno​​​​‌ ‍ ​‍​‍‌‍ ‌ ​‍‌‍‍‌‌‍‌ ‌‍‍‌‌‍ ‍​‍​‍​ ‍‍​‍​‍‌ ​ ‌‍​‌‌‍ ‍‌‍‍‌‌ ‌​‌ ‍‌​‍ ‍‌‍‍‌‌‍ ​‍​‍​‍ ​​‍​‍‌‍‍​‌ ​‍‌‍‌‌‌‍‌‍​‍​‍​ ‍‍​‍​‍‌‍‍​‌ ‌​‌ ‌​‌ ​​‌ ​ ​ ‍‍​‍ ​‍ ‌ ‌​‌ ‌‌‌‍​ ‌‍​‌‌ ​​‌‍‌‌‌‍ ​​‍ ‍‌ ​ ‌‍​‌‌‍ ‍‌‍‍‌‌ ‌​‌ ‍‌​‍ ‍‌ ​ ‌ ‌​‌ ‌‌‌‍‌​‌‍‍‌‌‍ ​‍ ‌‍‍‌‌‍ ‍‌ ‌​‌‍‌‌‌‍ ‍‌ ‌​​‍ ‌‍‌‌‌‍‌​‌‍‍‌‌ ‌​​‍ ‌‍ ‌‌‍ ‌‍‌​‌‍‌‌​ ‌‌ ​​‌ ​‍‌‍‌‌‌ ​ ‌‍‌‌‌‍ ‍‌ ‌​‌‍​‌‌ ‌​‌‍‍‌‌‍ ‌‍ ‍​ ‍ ‌‍‍‌‌‍‌​​ ‌‌ ​‍‌‍‌‌‌‍​ ‌‍‍‌‌ ​​‌‍‌‌​‍ ‌​ ‌ ​ ‍‌​ ​‍​ ‍​​ ‍ ‌ ‌​‌ ‍‌‌ ​​‌‍‌‌​ ‌‌ ​‍‌‍‌‌‌‍​ ‌‍‍‌‌ ​​‌‍‌‌​ ‍ ‌ ​​‌‍​‌‌ ‌​‌‍‍​​ ‌‌‍‍‌‌‍ ‍‌ ​ ‌ ‌​‌ ​‍‌ ‌‌‌‍​ ‌ ‌​‌‍‍‌‌‍ ‌‍ ‍‌ ​ ​‍‌‌​ ‌‌‌​​‍‌‌ ‌‍‍ ‌‍‌‌‌ ‍‌​‍‌‌​ ​ ‌​‌​​‍‌‌​ ​ ‌​‌​​‍‌‌​ ​‍​ ​‍​ ​​‌‍​ ‌‍​ ‌‍​‌​ ‌ ​ ​‌​ ‍‌‌‍​ ​ ​‍​ ‌‌​ ‍​​ ​ ​‍‌‌​ ​‍​ ​‍​‍‌‌​ ‌‌‌​‌​​‍ ‍‌‍​ ‌‍‍​‌‍‍‌‌‍ ​‌‍‌​‌ ​‍‌‍‌‌‌‍ ‍​‍‌‌​ ‌‌‌​​‍‌‌ ‌‍‍ ‌‍‌‌‌ ‍‌​‍‌‌​ ​ ‌​‌​​‍‌‌​ ​ ‌​‌​​‍‌‌​ ​‍​ ​‍‌‍‌‌​ ​‍‌‍‌‍​ ​‍​ ​‌‌‍​ ‌‍‌​​ ​ ‌‍‌‍‌‍‌‌‌‍​‍‌‍‌‌​‍‌‌​ ​‍​ ​‍​‍‌‌​ ‌‌‌​‌​​‍ ‍‌ ‌​‌‍‌‌‌ ‍​‌ ‌​​ ‌‍​‍‌‍​‌‌ ​ ‌‍‌‌‌‌‌‌‌ ​‍‌‍ ​​ ‌‌‍‍​‌ ‌​‌ ‌​‌ ​​‌ ​ ​‍‌‌​ ​ ‌​​‌​‍‌‌​ ​‍‌​‌‍​‍‌‌​ ​‍‌​‌‍‌ ‌​‌ ‌‌‌‍​ ‌‍​‌‌ ​​‌‍‌‌‌‍ ​​‍ ‍‌ ​ ‌‍​‌‌‍ ‍‌‍‍‌‌ ‌​‌ ‍‌​‍ ‍‌ ​ ‌ ‌​‌ ‌‌‌‍‌​‌‍‍‌‌‍ ​‍‌‍‌‍‍‌‌‍‌​​ ‌‌ ​‍‌‍‌‌‌‍​ ‌‍‍‌‌ ​​‌‍‌‌​‍ ‌​ ‌ ​ ‍‌​ ​‍​ ‍​​‍‌‍‌ ‌​‌ ‍‌‌ ​​‌‍‌‌​ ‌‌ ​‍‌‍‌‌‌‍​ ‌‍‍‌‌ ​​‌‍‌‌​‍‌‍‌ ​​‌‍​‌‌ ‌​‌‍‍​​ ‌‌‍‍‌‌‍ ‍‌ ​ ‌ ‌​‌ ​‍‌ ‌‌‌‍​ ‌ ‌​‌‍‍‌‌‍ ‌‍ ‍‌ ​ ​‍‌‌​ ‌‌‌​​‍‌‌ ‌‍‍ ‌‍‌‌‌ ‍‌​‍‌‌​ ​ ‌​‌​​‍‌‌​ ​ ‌​‌​​‍‌‌​ ​‍​ ​‍​ ​​‌‍​ ‌‍​ ‌‍​‌​ ‌ ​ ​‌​ ‍‌‌‍​ ​ ​‍​ ‌‌​ ‍​​ ​ ​‍‌‌​ ​‍​ ​‍​‍‌‌​ ‌‌‌​‌​​‍ ‍‌‍​ ‌‍‍​‌‍‍‌‌‍ ​‌‍‌​‌ ​‍‌‍‌‌‌‍ ‍​‍‌‌​ ‌‌‌​​‍‌‌ ‌‍‍ ‌‍‌‌‌ ‍‌​‍‌‌​ ​ ‌​‌​​‍‌‌​ ​ ‌​‌​​‍‌‌​ ​‍​ ​‍‌‍‌‌​ ​‍‌‍‌‍​ ​‍​ ​‌‌‍​ ‌‍‌​​ ​ ‌‍‌‍‌‍‌‌‌‍​‍‌‍‌‌​‍‌‌​ ​‍​ ​‍​‍‌‌​ ‌‌‌​‌​​‍ ‍‌ ‌​‌‍‌‌‌ ‍​‌ ‌​​‍‌‍‌ ​​‌‍‌‌‌ ​‍‌ ​ ‌ ​​‌‍‌‌‌‍​ ‌ ‌​‌‍‍‌‌ ‌‍‌‍‌‌​ ‌‌ ​​‌ ‌‌‌‍​‍‌‍ ​‌‍‍‌‌ ​ ‌‍‍​‌‍‌‌‌‍‌​​‍​‍‌ ‌